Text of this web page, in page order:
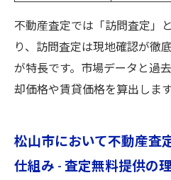
不動産査定では「訪問査定」
り、訪問査定は現地確認が徹
が特長です。市場データと過
却価格や賃貸価格を算出します
松山市において不動産査
仕組み - 査定無料提供の